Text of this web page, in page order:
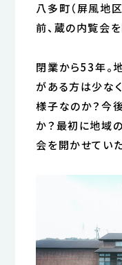
八多町（屏風地
前、蔵の内覧会
閉業から53年。
がある方は少な
様子なのか？今
か？最初に地域
会を開かせてい